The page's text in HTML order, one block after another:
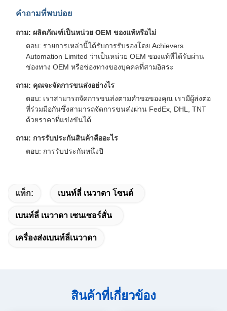
คำถามที่พบบ่อย
ถาม: ผลิตภัณฑ์เป็นหน่วย OEM ของแท้หรือไม่
ตอบ: รายการเหล่านี้ได้รับการรับรองโดย Achievers
Automation Limited ว่าเป็นหน่วย OEM ของแท้ที่ได้รับผ่าน
ช่องทาง OEM หรือช่องทางของบุคคลที่สามอิสระ
ถาม: คุณจะจัดการขนส่งอย่างไร
ตอบ: เราสามารถจัดการขนส่งตามคำขอของคุณ เรามีผู้ส่งต่อ
ที่ร่วมมือกันซึ่งสามารถจัดการขนส่งผ่าน FedEx, DHL, TNT
ด้วยราคาที่แข่งขันได้
ถาม: การรับประกันสินค้าคืออะไร
ตอบ: การรับประกันหนึ่งปี
แท็ก: เบนท์ลี่ เนวาดา โซนด์
เบนท์ลี่ เนวาดา เซนเซอร์สั่น
เครื่องส่งเบนท์ลี่เนวาดา
สินค้าที่เกี่ยวข้อง